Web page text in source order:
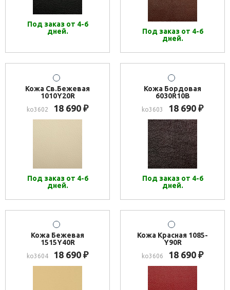
Под заказ от 4-6
дней.
Под заказ от 4-6
дней.
Кожа Св.Бежевая
1010Y20R
ko3602 18 690 ₽
Под заказ от 4-6
дней.
Кожа Бордовая
6030R10B
ko3603 18 690 ₽
Под заказ от 4-6
дней.
Кожа Бежевая
1515Y40R
ko3604 18 690 ₽
Кожа Красная 1085-
Y90R
ko3606 18 690 ₽